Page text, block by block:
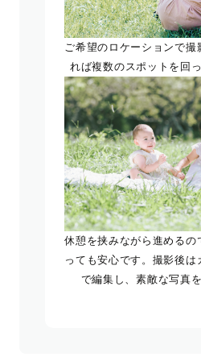
ご希望のロケーションで撮
れば複数のスポットを回
休憩を挟みながら進めるの
っても安心です。撮影後は
で編集し、素敵な写真